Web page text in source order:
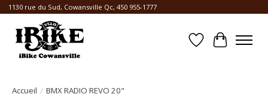
1130 rue du Sud, Cowansville Qc, 450 955-1777
Liste dePanier
Accueil / BMX RADIO REVO 20"